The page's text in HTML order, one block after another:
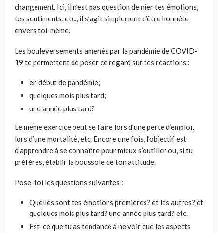
changement. Ici, il n’est pas question de nier tes émotions,
tes sentiments, etc., il s’agit simplement d’être honnête
envers toi-même.
Les bouleversements amenés par la pandémie de COVID-
19 te permettent de poser ce regard sur tes réactions :
en début de pandémie;
quelques mois plus tard;
une année plus tard?
Le même exercice peut se faire lors d’une perte d’emploi,
lors d’une mortalité, etc. Encore une fois, l’objectif est
d’apprendre à se connaître pour mieux s’outiller ou, si tu
préfères, établir la boussole de ton attitude.
Pose-toi les questions suivantes :
Quelles sont tes émotions premières? et les autres? et
quelques mois plus tard? une année plus tard? etc.
Est-ce que tu as tendance à ne voir que les aspects